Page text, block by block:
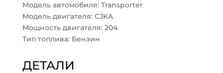
Модель автомобиля: Transporter
Модель двигателя: CJKA
Мощность двигателя: 204
Тип топлива: Бензин
ДЕТАЛИ